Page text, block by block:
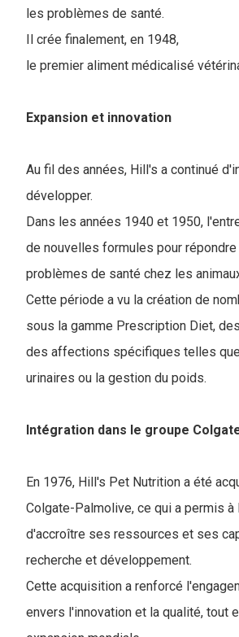
les problèmes de santé.
Il crée finalement, en 1948,
le premier aliment médicalisé
Expansion et innovation
Au fil des années, Hill's a continué
développer.
Dans les années 1940 et 1950,
de nouvelles formules pour répondre
problèmes de santé chez les
Cette période a vu la création de
sous la gamme Prescription Diet,
des affections spécifiques telles
urinaires ou la gestion du poids.
Intégration dans le groupe
En 1976, Hill's Pet Nutrition a été
Colgate-Palmolive, ce qui a permis à
d'accroître ses ressources et ses
recherche et développement.
Cette acquisition a renforcé
envers l'innovation et la qualité, tout